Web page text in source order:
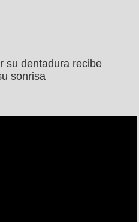
su dentadura recibe
sonrisa